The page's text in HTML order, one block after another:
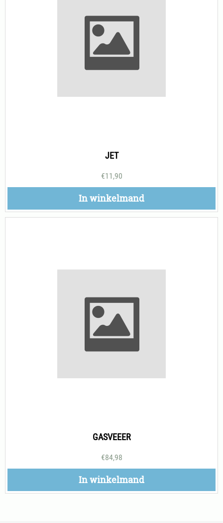
JET
€11,90
In winkelmand
GASVEEER
€84,98
In winkelmand